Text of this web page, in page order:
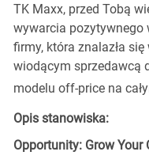
TK Maxx, przed Tobą
wywarcia pozytywnego
firmy, która znalazła
wiodącym sprzedawcą
modelu off-price na
Opis stanowiska:
Opportunity: Grow Your